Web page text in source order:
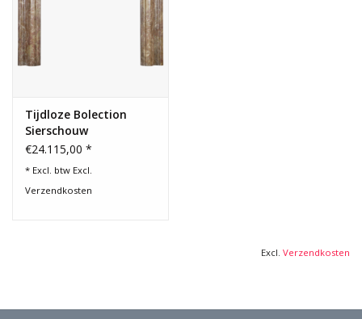
Tijdloze Bolection
Sierschouw
€24.115,00 *
* Excl. btw Excl.
Verzendkosten
Excl. Verzendkosten